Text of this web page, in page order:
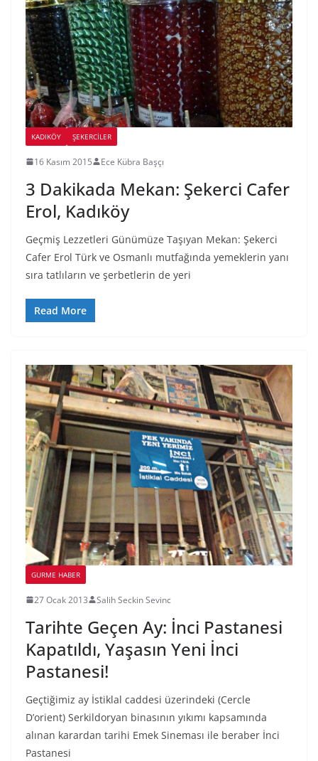
KADIKÖY ŞEKERCILER
16 Kasım 2015 Ece Kübra Başçı
3 Dakikada Mekan: Şekerci Cafer
Erol, Kadıköy
Geçmiş Lezzetleri Günümüze Taşıyan Mekan: Şekerci
Cafer Erol Türk ve Osmanlı mutfağında yemeklerin yanı
sıra tatlıların ve şerbetlerin de yeri
Read More
GURME HABER
27 Ocak 2013 Salih Seckin Sevinc
Tarihte Geçen Ay: İnci Pastanesi
Kapatıldı, Yaşasın Yeni İnci
Pastanesi!
Geçtiğimiz ay İstiklal caddesi üzerindeki (Cercle
D’orient) Serkildoryan binasının yıkımı kapsamında
alınan karardan tarihi Emek Sineması ile beraber İnci
Pastanesi